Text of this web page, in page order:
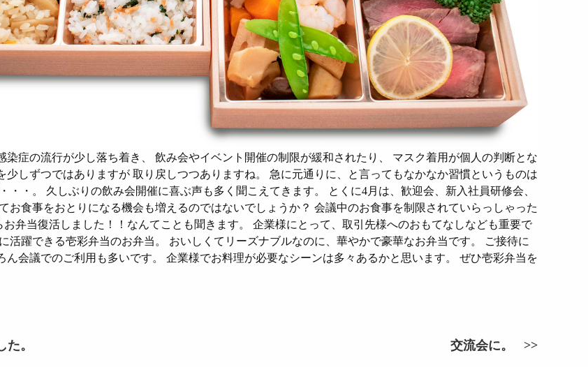
染症の流行が少し落ち着き、 飲み会やイベント開催の制限が緩和されたり、 マスク着用が個人の判断とな
少しずつではありますが 取り戻しつつありますね。 急に元通りに、と言ってもなかなか習慣というものは
・・。 久しぶりの飲み会開催に喜ぶ声も多く聞こえてきます。 とくに4月は、歓迎会、新入社員研修会、
お食事をおとりになる機会も増えるのではないでしょうか？ 会議中のお食事を制限されていらっしゃった
お弁当復活しました！！なんてことも聞きます。 企業様にとって、取引先様へのおもてなしなども重要で
活躍できる壱彩弁当のお弁当。 おいしくてリーズナブルなのに、華やかで豪華なお弁当です。 ご接待に
ん会議でのご利用も多いです。 企業様でお料理が必要なシーンは多々あるかと思います。 ぜひ壱彩弁当を
。 交流会に。